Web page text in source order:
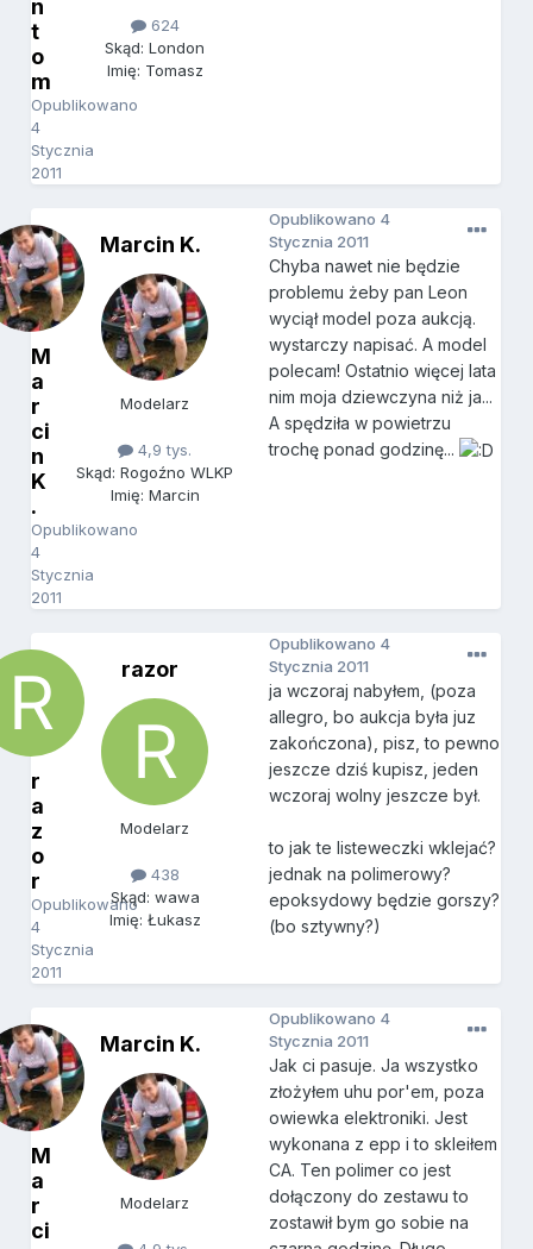
n
t
o
m
Opublikowano
4
Stycznia
2011
624
Skąd: London
Imię: Tomasz
M
a
r
ci
n
K
.
Opublikowano
4
Stycznia
2011
Marcin K.
Modelarz
4,9 tys.
Skąd: Rogoźno WLKP
Imię: Marcin
Opublikowano 4
Stycznia 2011
Chyba nawet nie będzie
problemu żeby pan Leon
wyciął model poza aukcją.
wystarczy napisać. A model
polecam! Ostatnio więcej lata
nim moja dziewczyna niż ja...
A spędziła w powietrzu
trochę ponad godzinę...
r
a
z
o
r
Opublikowano
4
Stycznia
2011
razor
Modelarz
438
Skąd: wawa
Imię: Łukasz
Opublikowano 4
Stycznia 2011
ja wczoraj nabyłem, (poza
allegro, bo aukcja była juz
zakończona), pisz, to pewno
jeszcze dziś kupisz, jeden
wczoraj wolny jeszcze był.
to jak te listeweczki wklejać?
jednak na polimerowy?
epoksydowy będzie gorszy?
(bo sztywny?)
M
a
r
ci
Marcin K.
Modelarz
Opublikowano 4
Stycznia 2011
Jak ci pasuje. Ja wszystko
złożyłem uhu por'em, poza
owiewka elektroniki. Jest
wykonana z epp i to skleiłem
CA. Ten polimer co jest
dołączony do zestawu to
zostawił bym go sobie na